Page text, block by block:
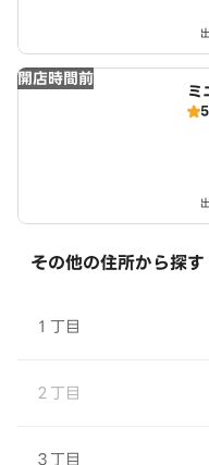
開店時間前
その他の住所から探す
１丁目
２丁目
３丁目